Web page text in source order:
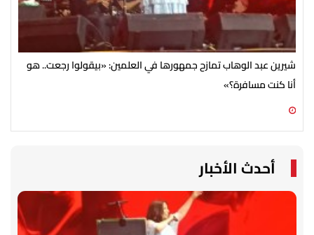
شيرين عبد الوهاب تمازح جمهورها في العلمين: «بيقولوا رجعت.. هو
أنا كنت مسافرة؟»
أحدث الأخبار